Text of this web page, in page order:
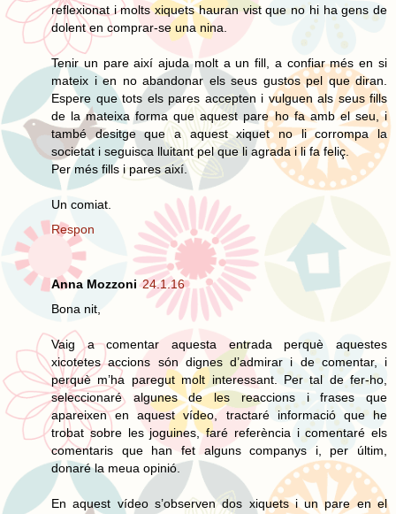
reflexionat i molts xiquets hauran vist que no hi ha gens de
dolent en comprar-se una nina.
Tenir un pare així ajuda molt a un fill, a confiar més en si
mateix i en no abandonar els seus gustos pel que diran.
Espere que tots els pares accepten i vulguen als seus fills
de la mateixa forma que aquest pare ho fa amb el seu, i
també desitge que a aquest xiquet no li corrompa la
societat i seguisca lluitant pel que li agrada i li fa feliç.
Per més fills i pares així.
Un comiat.
Respon
Anna Mozzoni 24.1.16
Bona nit,
Vaig a comentar aquesta entrada perquè aquestes
xicotetes accions són dignes d’admirar i de comentar, i
perquè m’ha paregut molt interessant. Per tal de fer-ho,
seleccionaré algunes de les reaccions i frases que
apareixen en aquest vídeo, tractaré informació que he
trobat sobre les joguines, faré referència i comentaré els
comentaris que han fet alguns companys i, per últim,
donaré la meua opinió.
En aquest vídeo s’observen dos xiquets i un pare en el